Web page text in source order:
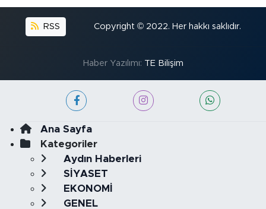
RSS Copyright © 2022. Her hakkı saklıdır.
Haber Yazılımı: TE Bilişim
Ana Sayfa
Kategoriler
Aydın Haberleri
SİYASET
EKONOMİ
GENEL